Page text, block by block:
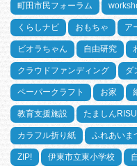
町田市民フォーラム
くらしナビ おもちゃ ア
ビオラちゃん 自由研究
クラウドファンディング ダ
ペーパークラフト お家
教育支援施設 たましん
カラフル折り紙 ふれあいま
ZIP! 伊東市立東小学校